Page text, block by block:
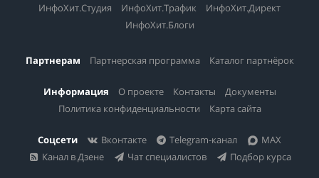
ИнфоХит.Студия
ИнфоХит.Трафик
ИнфоХит.Директ
ИнфоХит.Блоги
Партнерам Партнерская программа Каталог партнёрок
Информация О проекте Контакты
Документы
Политика конфиденциальности
Карта сайта
Соцсети Вконтакте Telegram-канал
MAX
Канал в Дзене
Чат специалистов Подбор курса